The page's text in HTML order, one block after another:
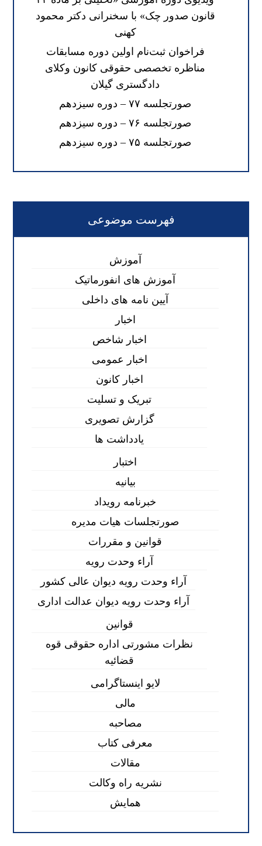
قانون صدور چک» با سخنرانی دکتر محمود
کهنی
فراخوان ثبت‌نام اولین دوره مسابقات
مناظره تخصصی حقوقی کانون وکلای
دادگستری گیلان
صورتجلسه ۷۷ – دوره سیزدهم
صورتجلسه ۷۶ – دوره سیزدهم
صورتجلسه ۷۵ – دوره سیزدهم
فهرست موضوعی
آموزش
آموزش های انفورماتیک
آیین نامه های داخلی
اخبار
اخبار شاخص
اخبار عمومی
اخبار کانون
تبریک و تسلیت
گزارش تصویری
یادداشت ها
اختبار
بیانیه
خبرنامه رویداد
صورتجلسات هیات مدیره
قوانین و مقررات
آراء وحدت رویه
آراء وحدت رویه دیوان عالی کشور
آراء وحدت رویه دیوان عدالت اداری
قوانین
نظرات مشورتی اداره حقوقی قوه
قضائیه
لایو اینستاگرامی
مالی
مصاحبه
معرفی کتاب
مقالات
نشریه راه وکالت
همایش